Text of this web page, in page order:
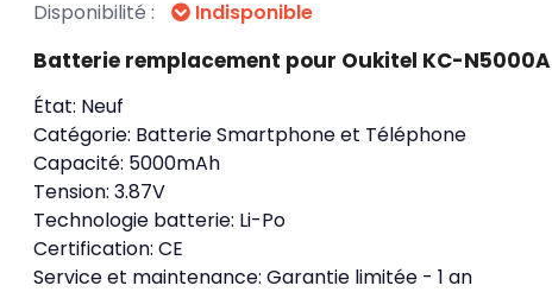
Disponibilité : Indisponible
Batterie remplacement pour Oukitel KC-N5000A
État: Neuf
Catégorie: Batterie Smartphone et Téléphone
Capacité: 5000mAh
Tension: 3.87V
Technologie batterie: Li-Po
Certification: CE
Service et maintenance: Garantie limitée - 1 an